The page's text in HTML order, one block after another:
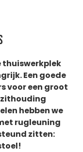
thuiswerkplek
Een goede
voor een groot
zithouding
hebben we
rugleuning
zitten: